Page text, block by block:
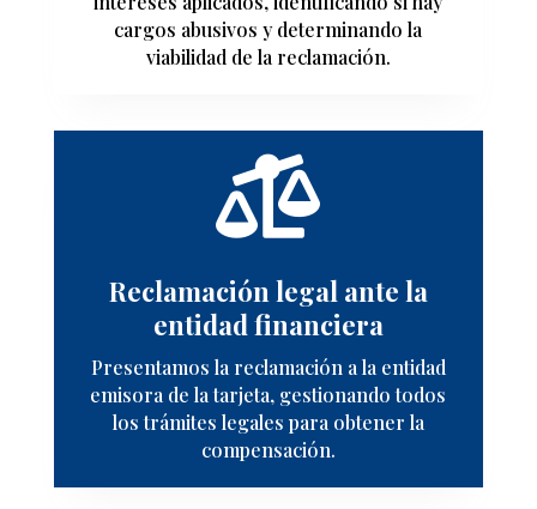
cargos abusivos y determinando la
viabilidad de la reclamación.

Reclamación legal ante la
entidad financiera
Presentamos la reclamación a la entidad
emisora de la tarjeta, gestionando todos
los trámites legales para obtener la
compensación.